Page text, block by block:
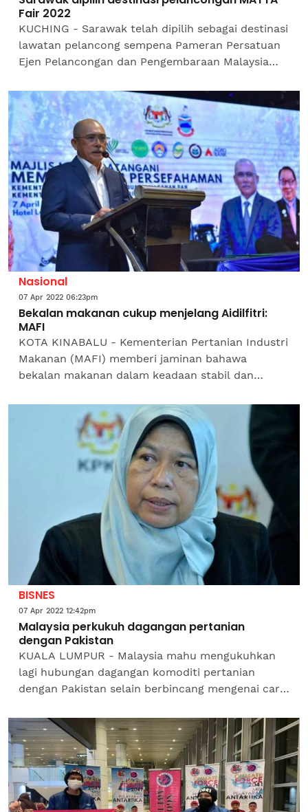
Fair 2022
KUCHING - Sarawak telah dipilih sebagai destinasi
lawatan pelancong sempena Pameran Persatuan
Ejen Pelancongan dan Pengembaraan Malaysia
Dagangan Dunia (WTC)...
Nasional
07 Apr 2022 06:23pm
Bekalan makanan cukup menjelang Aidilfitri:
MAFI
KOTA KINABALU - Kementerian Pertanian Industri
Makanan (MAFI) memberi jaminan bahawa
bekalan makanan dalam keadaan stabil dan
Menterinya, Datuk Seri Dr...
BISNES
07 Apr 2022 12:42pm
Malaysia perkukuh dagangan pertanian
dengan Pakistan
KUALA LUMPUR - Malaysia mahu mengukuhkan
lagi hubungan dagangan komoditi pertanian
dengan Pakistan selain berbincang mengenai cara
di negara...